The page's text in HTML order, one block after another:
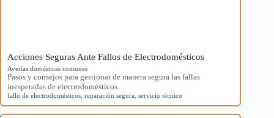
Acciones Seguras Ante Fallos de Electrodomésticos
Averías domésticas comunes
Pasos y consejos para gestionar de manera segura las fallas
inesperadas de electrodomésticos.
fallo de electrodomésticos reparación segura servicio técnico